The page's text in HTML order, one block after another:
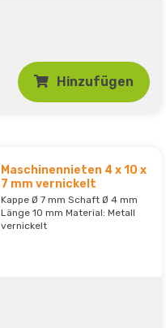
Hinzufügen
Maschinennieten 4 x 10 x
7 mm vernickelt
Kappe Ø 7 mm Schaft Ø 4 mm
Länge 10 mm Material: Metall
vernickelt